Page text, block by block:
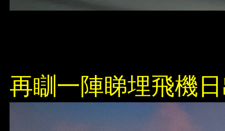
再瞓一陣睇埋飛機